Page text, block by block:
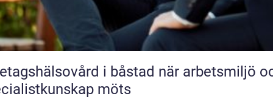
i båstad när arbetsmiljö och
möts